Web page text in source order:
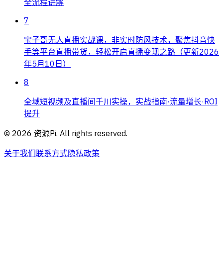
全流程讲解
7
宝子哥无人直播实战课，非实时防风技术，聚焦抖音快
手等平台直播带货，轻松开启直播变现之路（更新2026
年5月10日）
8
全域短视频及直播间千川实操，实战指南·流量增长·ROI
提升
© 2026 资源Pi. All rights reserved.
关于我们联系方式隐私政策